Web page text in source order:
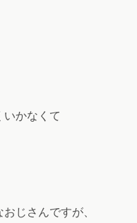
かなくて
じさんですが、